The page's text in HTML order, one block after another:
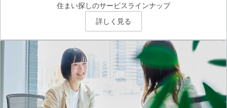
住まい探しのサービスラインナップ
詳しく見る